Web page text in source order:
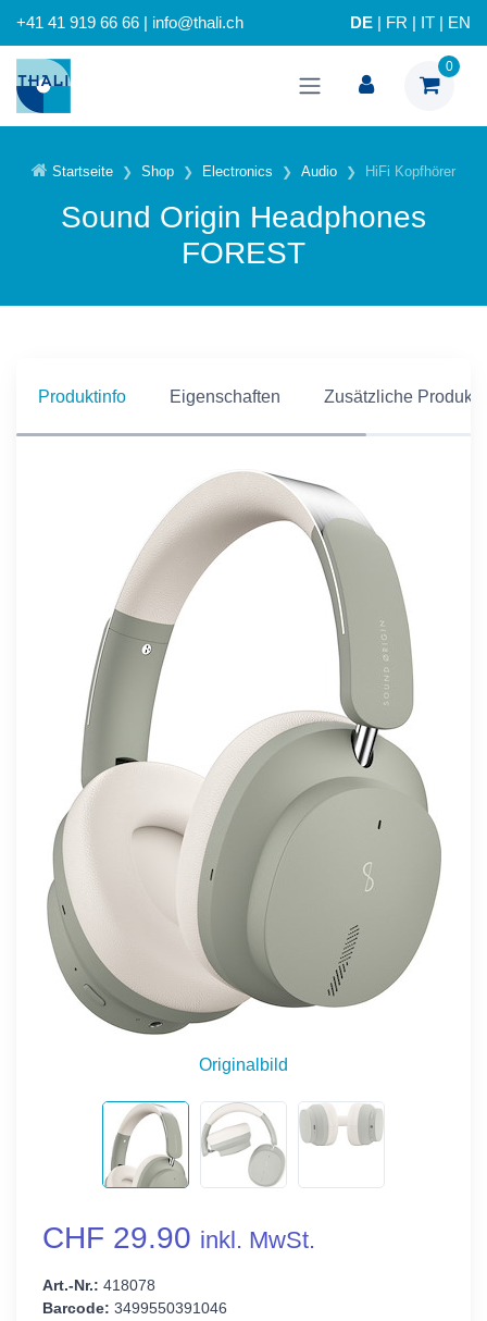
+41 41 919 66 66 | info@thali.ch DE FR IT EN
0
Startseite Shop Electronics Audio HiFi Kopfhörer
Sound Origin Headphones
FOREST
Produktinfo Eigenschaften Zusätzliche
Originalbild
CHF 29.90 inkl. MwSt.
Art.-Nr.: 418078
Barcode: 3499550391046